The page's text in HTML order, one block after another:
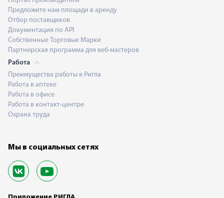
Предложите нам площади в аренду
Отбор поставщиков
Документация по API
Собственные Торговые Марки
Партнерская программа для веб-мастеров
Работа
Преимущества работы в Ригла
Работа в аптеке
Работа в офисе
Работа в контакт-центре
Охрана труда
Мы в социальных сетях